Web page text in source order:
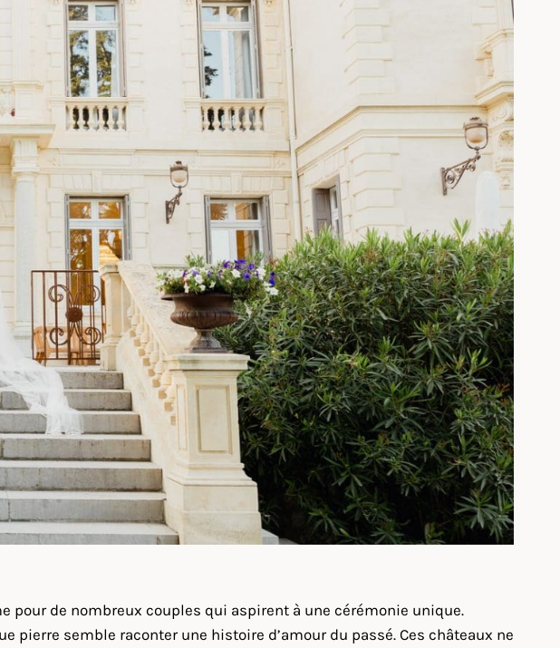
pour de nombreux couples qui aspirent à une cérémonie unique.
pierre semble raconter une histoire d’amour du passé. Ces châteaux ne